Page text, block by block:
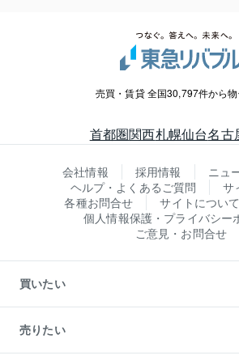
売買・賃貸 全国30,797件から
首都圏関西札幌仙台名古
会社情報 採用情報
ニュ
ヘルプ・よくあるご質問
サ
各種お問合せ
サイトについ
個人情報保護・プライバシー
ご意見・お問合せ
買いたい
新築・分譲マンションの購入
中古マンションの購入
一戸建ての購入
売りたい